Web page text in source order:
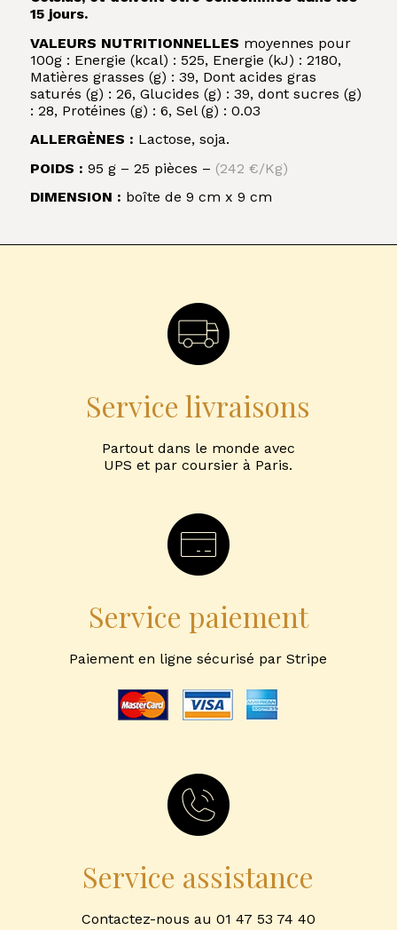
15 jours.
VALEURS NUTRITIONNELLES moyennes pour
100g : Energie (kcal) : 525, Energie (kJ) : 2180,
Matières grasses (g) : 39, Dont acides gras
saturés (g) : 26, Glucides (g) : 39, dont sucres (g)
: 28, Protéines (g) : 6, Sel (g) : 0.03
ALLERGÈNES : Lactose, soja.
POIDS : 95 g – 25 pièces – (242 €/Kg)
DIMENSION : boîte de 9 cm x 9 cm
Service livraisons
Partout dans le monde avec
UPS et par coursier à Paris.
Service paiement
Paiement en ligne sécurisé par Stripe
Service assistance
Contactez-nous au 01 47 53 74 40